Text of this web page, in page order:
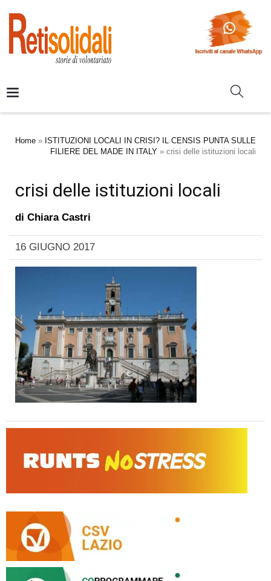
Home » ISTITUZIONI LOCALI IN CRISI? IL CENSIS PUNTA SULLE
FILIERE DEL MADE IN ITALY » crisi delle istituzioni locali
crisi delle istituzioni locali
di Chiara Castri
16 GIUGNO 2017